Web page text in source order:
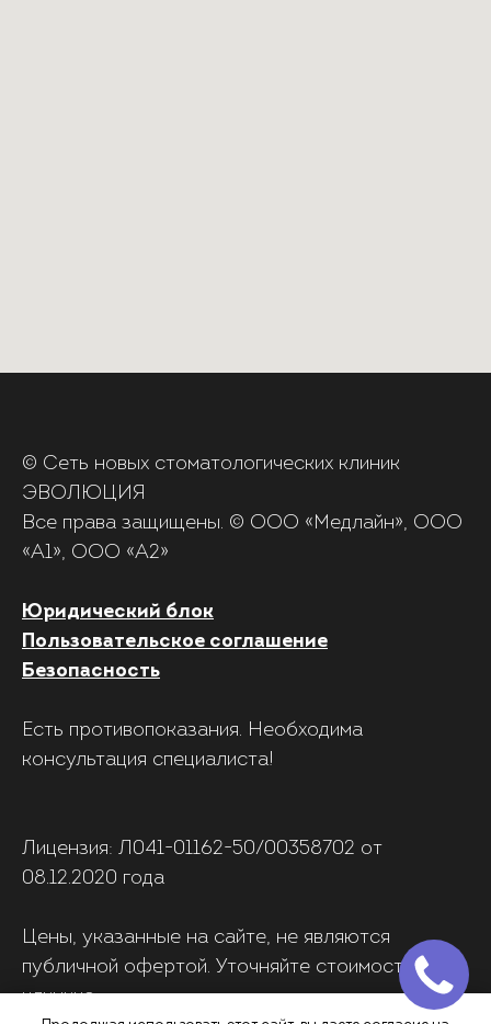
© Сеть новых стоматологических клиник
ЭВОЛЮЦИЯ
Все права защищены. © ООО «‎Медлайн», ООО
«А1», ООО «А2»
Юридический блок
Пользовательское соглашение
Безопасность
Есть противопоказания. Необходима
консультация специалиста!
Лицензия: Л041-01162-50/00358702 от
08.12.2020 года
Цены, указанные на сайте, не являются
публичной офертой. Уточняйте стоимость в
клинике